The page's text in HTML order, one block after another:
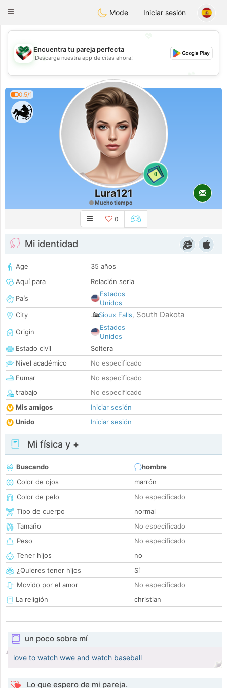
KuwaitChat
Toggle
Mode Iniciar sesión
💖
💕
Encuentra tu pareja perfecta
¡Descarga nuestra app de citas ahora!
0.5/1
0
Lura121
Mucho tiempo
0
Mi identidad
Age
35 años
Aquí para
Relación seria
País
Estados
Unidos
City
Sioux Falls, South Dakota
Origin
Estados
Unidos
Estado civil
Soltera
Nivel académico
No especificado
Fumar
No especificado
trabajo
No especificado
Mis amigos
Iniciar sesión
Unido
Iniciar sesión
Mi física y +
Buscando
hombre
Color de ojos
marrón
Color de pelo
No especificado
Tipo de cuerpo
normal
Tamaño
No especificado
Peso
No especificado
Tener hijos
no
¿Quieres tener hijos
Sí
Movido por el amor
No especificado
La religión
christian
un poco sobre mí
love to watch wwe and watch baseball
Lo que espero de mi pareja.